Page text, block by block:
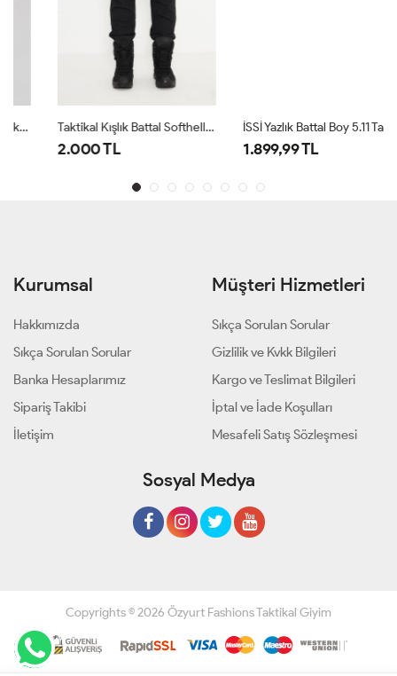
Taktikal Kışlık Battal Softhell Pantolon İSSİ Siyah
2.000 TL
İSSİ Yazlık Battal Boy 5.11 Taktik Pantolon Çöl
1.899,99 TL
Kurumsal
Hakkımızda
Sıkça Sorulan Sorular
Banka Hesaplarımız
Sipariş Takibi
İletişim
Müşteri Hizmetleri
Sıkça Sorulan Sorular
Gizlilik ve Kvkk Bilgileri
Kargo ve Teslimat Bilgileri
İptal ve İade Koşulları
Mesafeli Satış Sözleşmesi
Sosyal Medya
Copyrights © 2026 Özyurt Fashions Taktikal Giyim